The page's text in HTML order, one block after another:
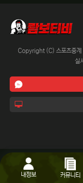
Copyright (C) 스포츠중계
실
내정보 커뮤니티